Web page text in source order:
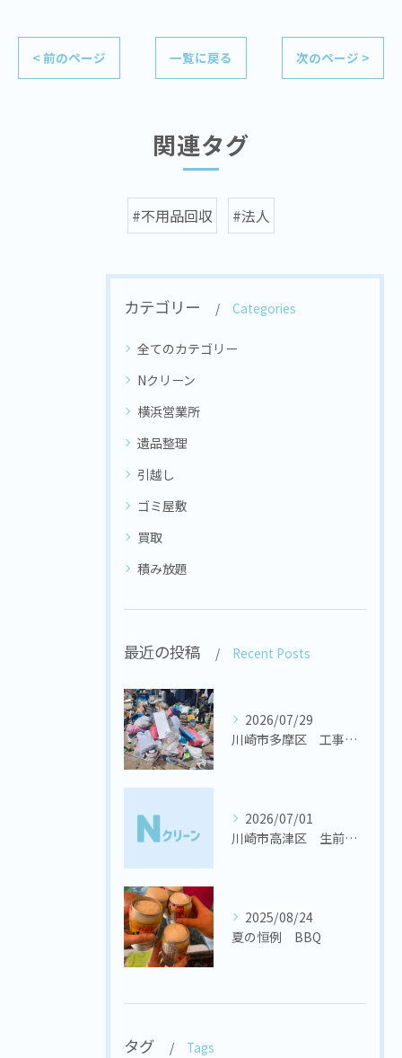
< 前のページ 一覧に戻る 次のページ >
関連タグ
#不用品回収 #法人
カテゴリー Categories
全てのカテゴリー
Nクリーン
横浜営業所
遺品整理
引越し
ゴミ屋敷
買取
積み放題
最近の投稿 Recent Posts
2026/07/29
川崎市多摩区 工事会社様 置き場の不用品回収
2026/07/01
川崎市高津区 生前整理
2025/08/24
夏の恒例 BBQ
タグ Tags